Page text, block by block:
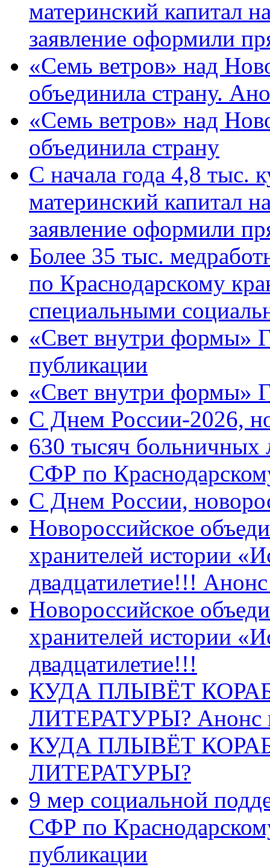
материнский капитал
заявление оформили
«Семь ветров» над
объединила страну.
«Семь ветров» над
объединила страну
С начала года 4,8 тыс.
материнский капитал
заявление оформили
Более 35 тыс.
по Краснодарскому
специальными
«Свет внутри формы»
публикации
«Свет внутри формы»
C Днем России-2026,
630 тысяч больничных
СФР по
C Днем России,
Новороссийское
хранителей истории
двадцатилетие!!!
Новороссийское
хранителей истории
двадцатилетие!!!
КУДА ПЛЫВЁТ
ЛИТЕРАТУРЫ? Анонс
КУДА ПЛЫВЁТ
ЛИТЕРАТУРЫ?
9 мер социальной
СФР по
публикации